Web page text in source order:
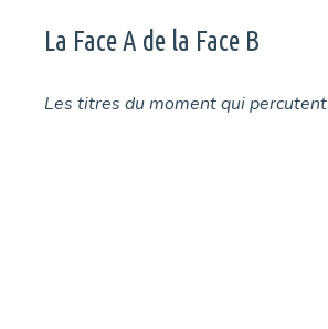
La Face A de la Face B
Les titres du moment qui percutent